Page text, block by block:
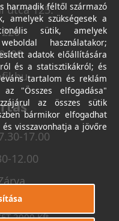
utca 125.
17.00
12.00
2000 Kft.
harmadik féltől származó
amelyek szükségesek a
sütik, amelyek
használatakor;
adatok előállítására
és a statisztikákról; és
tartalom és reklám
"Összes elfogadása"
az összes sütik
bármikor elfogadhat
visszavonhatja a jövőre